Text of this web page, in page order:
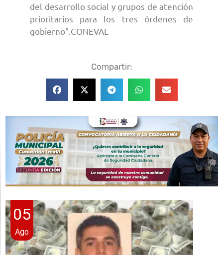
del desarrollo social y grupos de atención
prioritarios para los tres órdenes de
gobierno”.CONEVAL
Compartir:
05
Ago